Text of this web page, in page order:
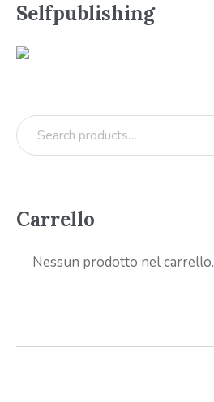
Selfpublishing
Carrello
Nessun prodotto nel carrello.